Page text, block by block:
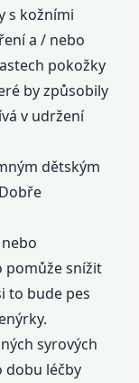
s kožními
a / nebo
pokožky
by způsobily
v udržení
dětským
pomůže snížit
to bude pes
syrových
dobu léčby